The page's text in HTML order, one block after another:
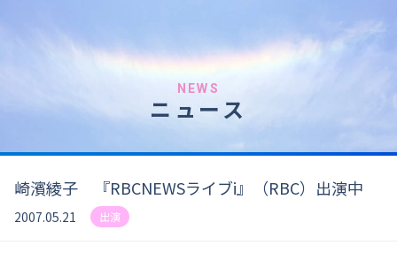
NEWS
ニュース
崎濱綾子 『RBCNEWSライブi』（RBC）出演中
2007.05.21 出演